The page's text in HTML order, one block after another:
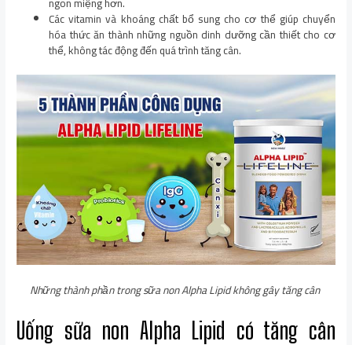
Các vitamin và khoáng chất bổ sung cho cơ thể giúp chuyển
hóa thức ăn thành những nguồn dinh dưỡng cần thiết cho cơ
thể, không tác động đến quá trình tăng cân.
Những thành phần trong sữa non Alpha Lipid không gây tăng cân
Uống sữa non Alpha Lipid có tăng cân